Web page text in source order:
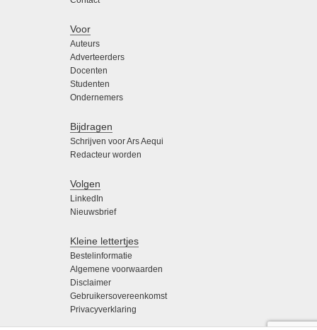
Voor
Auteurs
Adverteerders
Docenten
Studenten
Ondernemers
Bijdragen
Schrijven voor Ars Aequi
Redacteur worden
Volgen
LinkedIn
Nieuwsbrief
Kleine lettertjes
Bestelinformatie
Algemene voorwaarden
Disclaimer
Gebruikersovereenkomst
Privacyverklaring